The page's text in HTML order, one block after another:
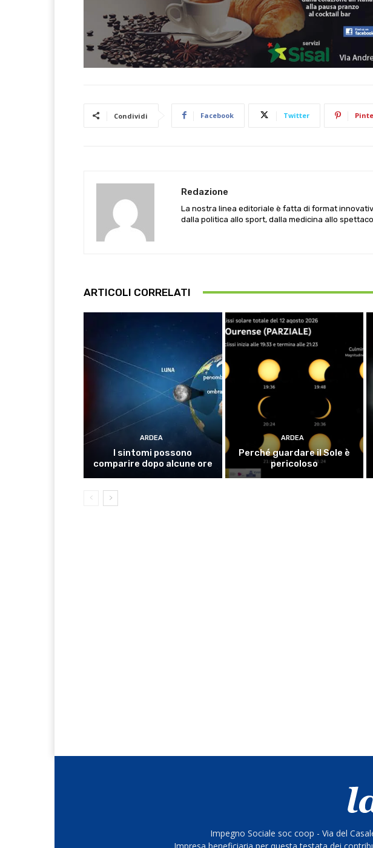
Condividi Facebook Twitter
Redazione
La nostra linea editoriale è fatta di format
dalla politica allo sport, dalla medicina allo
ARTICOLI CORRELATI
ARDEA
I sintomi possono
comparire dopo alcune ore
ARDEA
Perché guardare il Sole è
pericoloso
Impegno Sociale soc coop - Via del